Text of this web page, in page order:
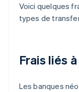
Voici quelques
types de
Frais liés
Les banques